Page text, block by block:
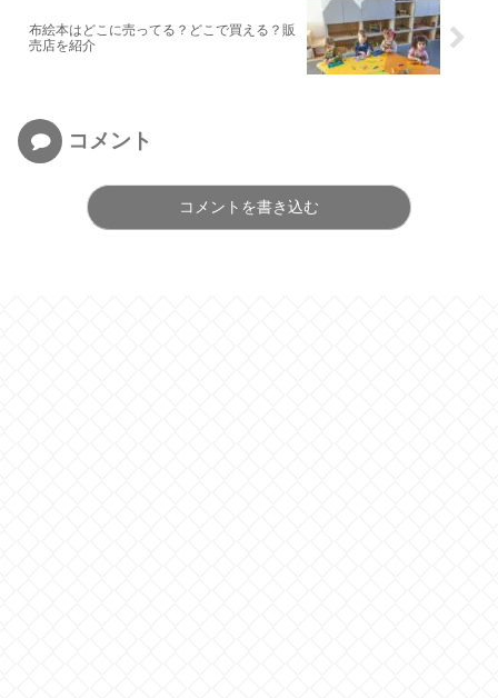
布絵本はどこに売ってる？どこで買える？販
売店を紹介
コメント
コメントを書き込む